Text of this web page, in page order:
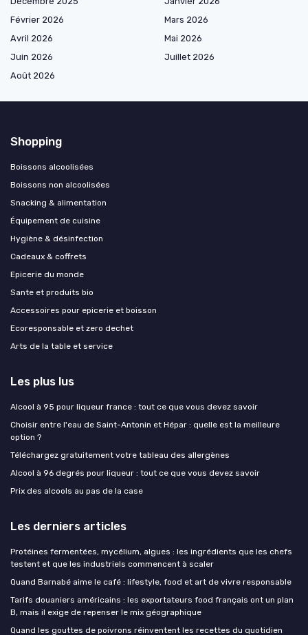
Février 2026
Mars 2026
Avril 2026
Mai 2026
Juin 2026
Juillet 2026
Août 2026
Shopping
Boissons alcoolisées
Boissons non alcoolisées
Snacking & alimentation
Équipement de cuisine
Hygiène & désinfection
Cadeaux & coffrets
Epicerie du monde
Sante et produits bio
Accessoires pour epicerie et boisson
Ecoresponsable et zero dechet
Arts de la table et service
Les plus lus
Alcool à 95 pour liqueur france : tout ce que vous devez savoir
Choisir entre l'eau de Saint-Antonin et Hépar : quelle est la meilleure
option ?
Téléchargez gratuitement votre tableau des allergènes
Alcool à 96 degrés pour liqueur : tout ce que vous devez savoir
Prix des alcools au pas de la case
Les derniers articles
Protéines fermentées, mycélium, algues : les ingrédients que les chefs
testent et que les industriels commencent à scaler
Quand Barnabé aime le café : lifestyle, food et art de vivre responsable
Tarifs douaniers américains : les exportateurs food français ont un plan
B, mais il exige de repenser le mix géographique
Quand les gouttes de poivrons réinventent les recettes du quotidien